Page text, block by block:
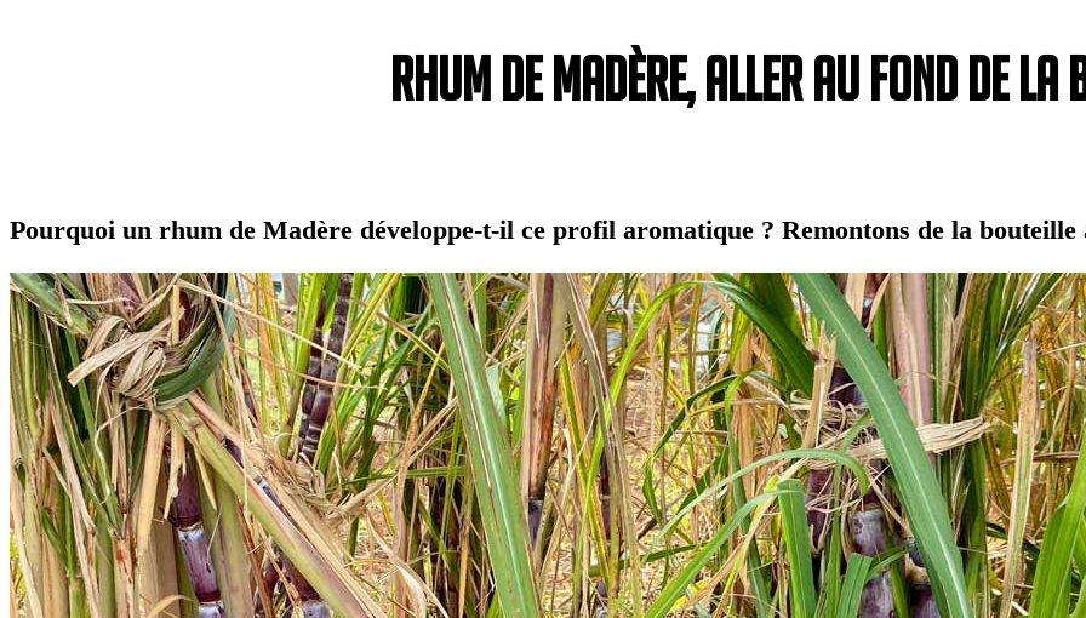
Rhum de Madère, aller au fond de
Pourquoi un rhum de Madère développe-t-il ce profil aromatique ? Remontons de la